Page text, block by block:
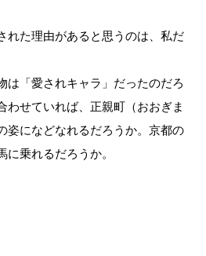
れた理由があると思うのは、私だ
は「愛されキャラ」だったのだろ
わせていれば、正親町（おおぎま
姿になどなれるだろうか。京都の
に乗れるだろうか。